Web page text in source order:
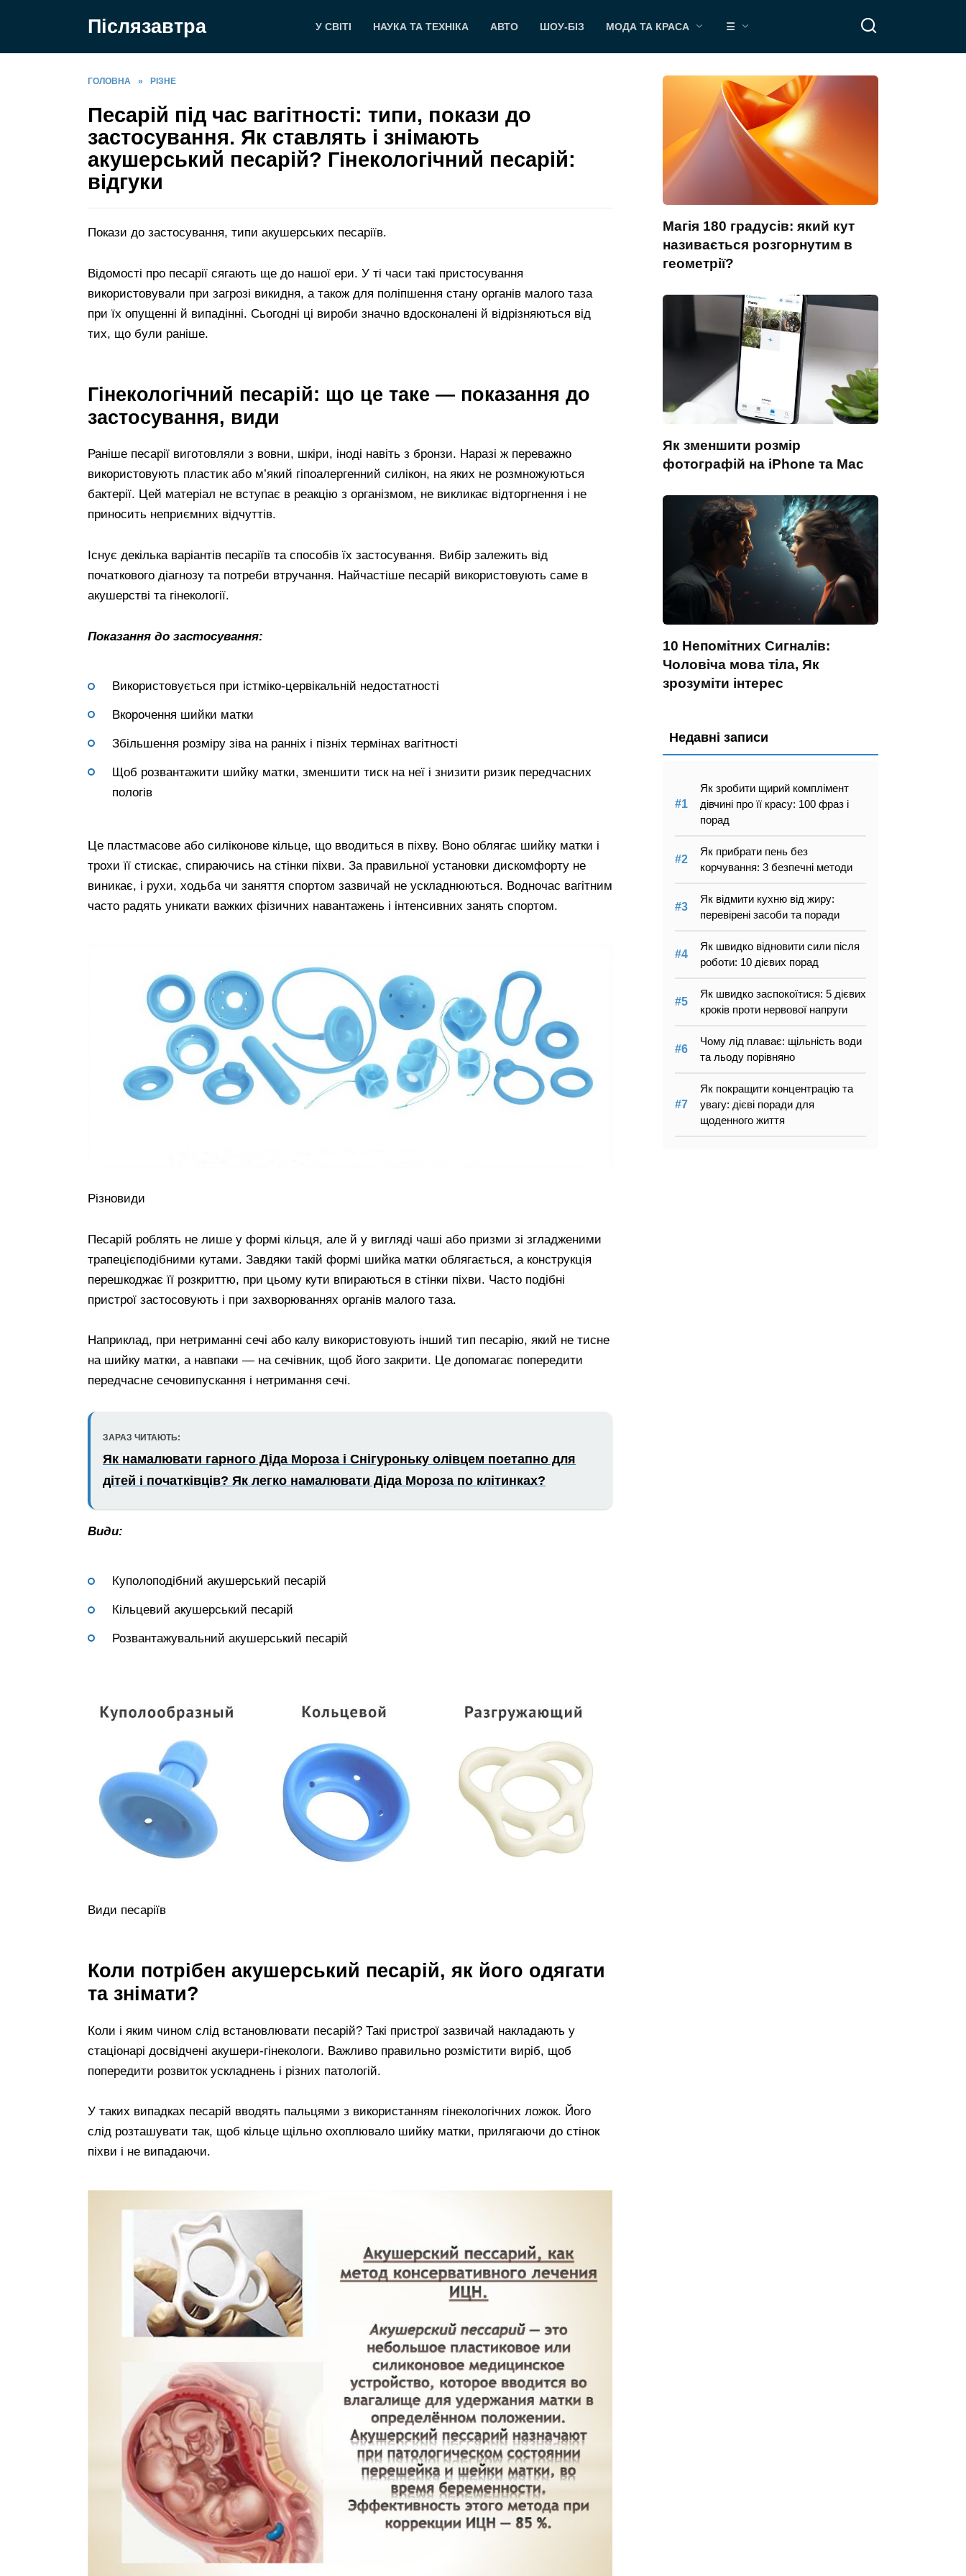
Післязавтра У СВІТІ НАУКА ТА ТЕХНІКА АВТО ШОУ-БІЗ МОДА ТА КРАСА ☰
ГОЛОВНА » РІЗНЕ
Песарій під час вагітності: типи, покази до
застосування. Як ставлять і знімають
акушерський песарій? Гінекологічний песарій:
відгуки
Покази до застосування, типи акушерських песаріїв.
Відомості про песарії сягають ще до нашої ери. У ті часи такі пристосування
використовували при загрозі викидня, а також для поліпшення стану органів малого таза
при їх опущенні й випадінні. Сьогодні ці вироби значно вдосконалені й відрізняються від
тих, що були раніше.
Гінекологічний песарій: що це таке — показання до
застосування, види
Раніше песарії виготовляли з вовни, шкіри, іноді навіть з бронзи. Наразі ж переважно
використовують пластик або м’який гіпоалергенний силікон, на яких не розмножуються
бактерії. Цей матеріал не вступає в реакцію з організмом, не викликає відторгнення і не
приносить неприємних відчуттів.
Існує декілька варіантів песаріїв та способів їх застосування. Вибір залежить від
початкового діагнозу та потреби втручання. Найчастіше песарій використовують саме в
акушерстві та гінекології.
Показання до застосування:
Використовується при істміко-цервікальній недостатності
Вкорочення шийки матки
Збільшення розміру зіва на ранніх і пізніх термінах вагітності
Щоб розвантажити шийку матки, зменшити тиск на неї і знизити ризик передчасних
пологів
Це пластмасове або силіконове кільце, що вводиться в піхву. Воно облягає шийку матки і
трохи її стискає, спираючись на стінки піхви. За правильної установки дискомфорту не
виникає, і рухи, ходьба чи заняття спортом зазвичай не ускладнюються. Водночас вагітним
часто радять уникати важких фізичних навантажень і інтенсивних занять спортом.
Різновиди
Песарій роблять не лише у формі кільця, але й у вигляді чаші або призми зі згладженими
трапецієподібними кутами. Завдяки такій формі шийка матки облягається, а конструкція
перешкоджає її розкриттю, при цьому кути впираються в стінки піхви. Часто подібні
пристрої застосовують і при захворюваннях органів малого таза.
Наприклад, при нетриманні сечі або калу використовують інший тип песарію, який не тисне
на шийку матки, а навпаки — на сечівник, щоб його закрити. Це допомагає попередити
передчасне сечовипускання і нетримання сечі.
ЗАРАЗ ЧИТАЮТЬ:
Як намалювати гарного Діда Мороза і Снігуроньку олівцем поетапно для
дітей і початківців? Як легко намалювати Діда Мороза по клітинках?
Види:
Куполоподібний акушерський песарій
Кільцевий акушерський песарій
Розвантажувальний акушерський песарій
Види песаріїв
Коли потрібен акушерський песарій, як його одягати
та знімати?
Коли і яким чином слід встановлювати песарій? Такі пристрої зазвичай накладають у
стаціонарі досвідчені акушери-гінекологи. Важливо правильно розмістити виріб, щоб
попередити розвиток ускладнень і різних патологій.
У таких випадках песарій вводять пальцями з використанням гінекологічних ложок. Його
слід розташувати так, щоб кільце щільно охоплювало шийку матки, прилягаючи до стінок
піхви і не випадаючи.
Магія 180 градусів: який кут
називається розгорнутим в
геометрії?
Як зменшити розмір
фотографій на iPhone та Mac
10 Непомітних Сигналів:
Чоловіча мова тіла, Як
зрозуміти інтерес
Недавні записи
Як зробити щирий комплімент
дівчині про її красу: 100 фраз і
порад
Як прибрати пень без
корчування: 3 безпечні методи
Як відмити кухню від жиру:
перевірені засоби та поради
Як швидко відновити сили після
роботи: 10 дієвих порад
Як швидко заспокоїтися: 5 дієвих
кроків проти нервової напруги
Чому лід плаває: щільність води
та льоду порівняно
Як покращити концентрацію та
увагу: дієві поради для
щоденного життя